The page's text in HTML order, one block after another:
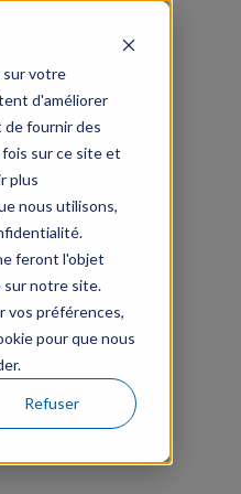
sur votre
d'améliorer
fournir des
fois sur ce site et
plus
nous utilisons,
feront l'objet
sur notre site.
vos préférences,
pour que nous
Refuser